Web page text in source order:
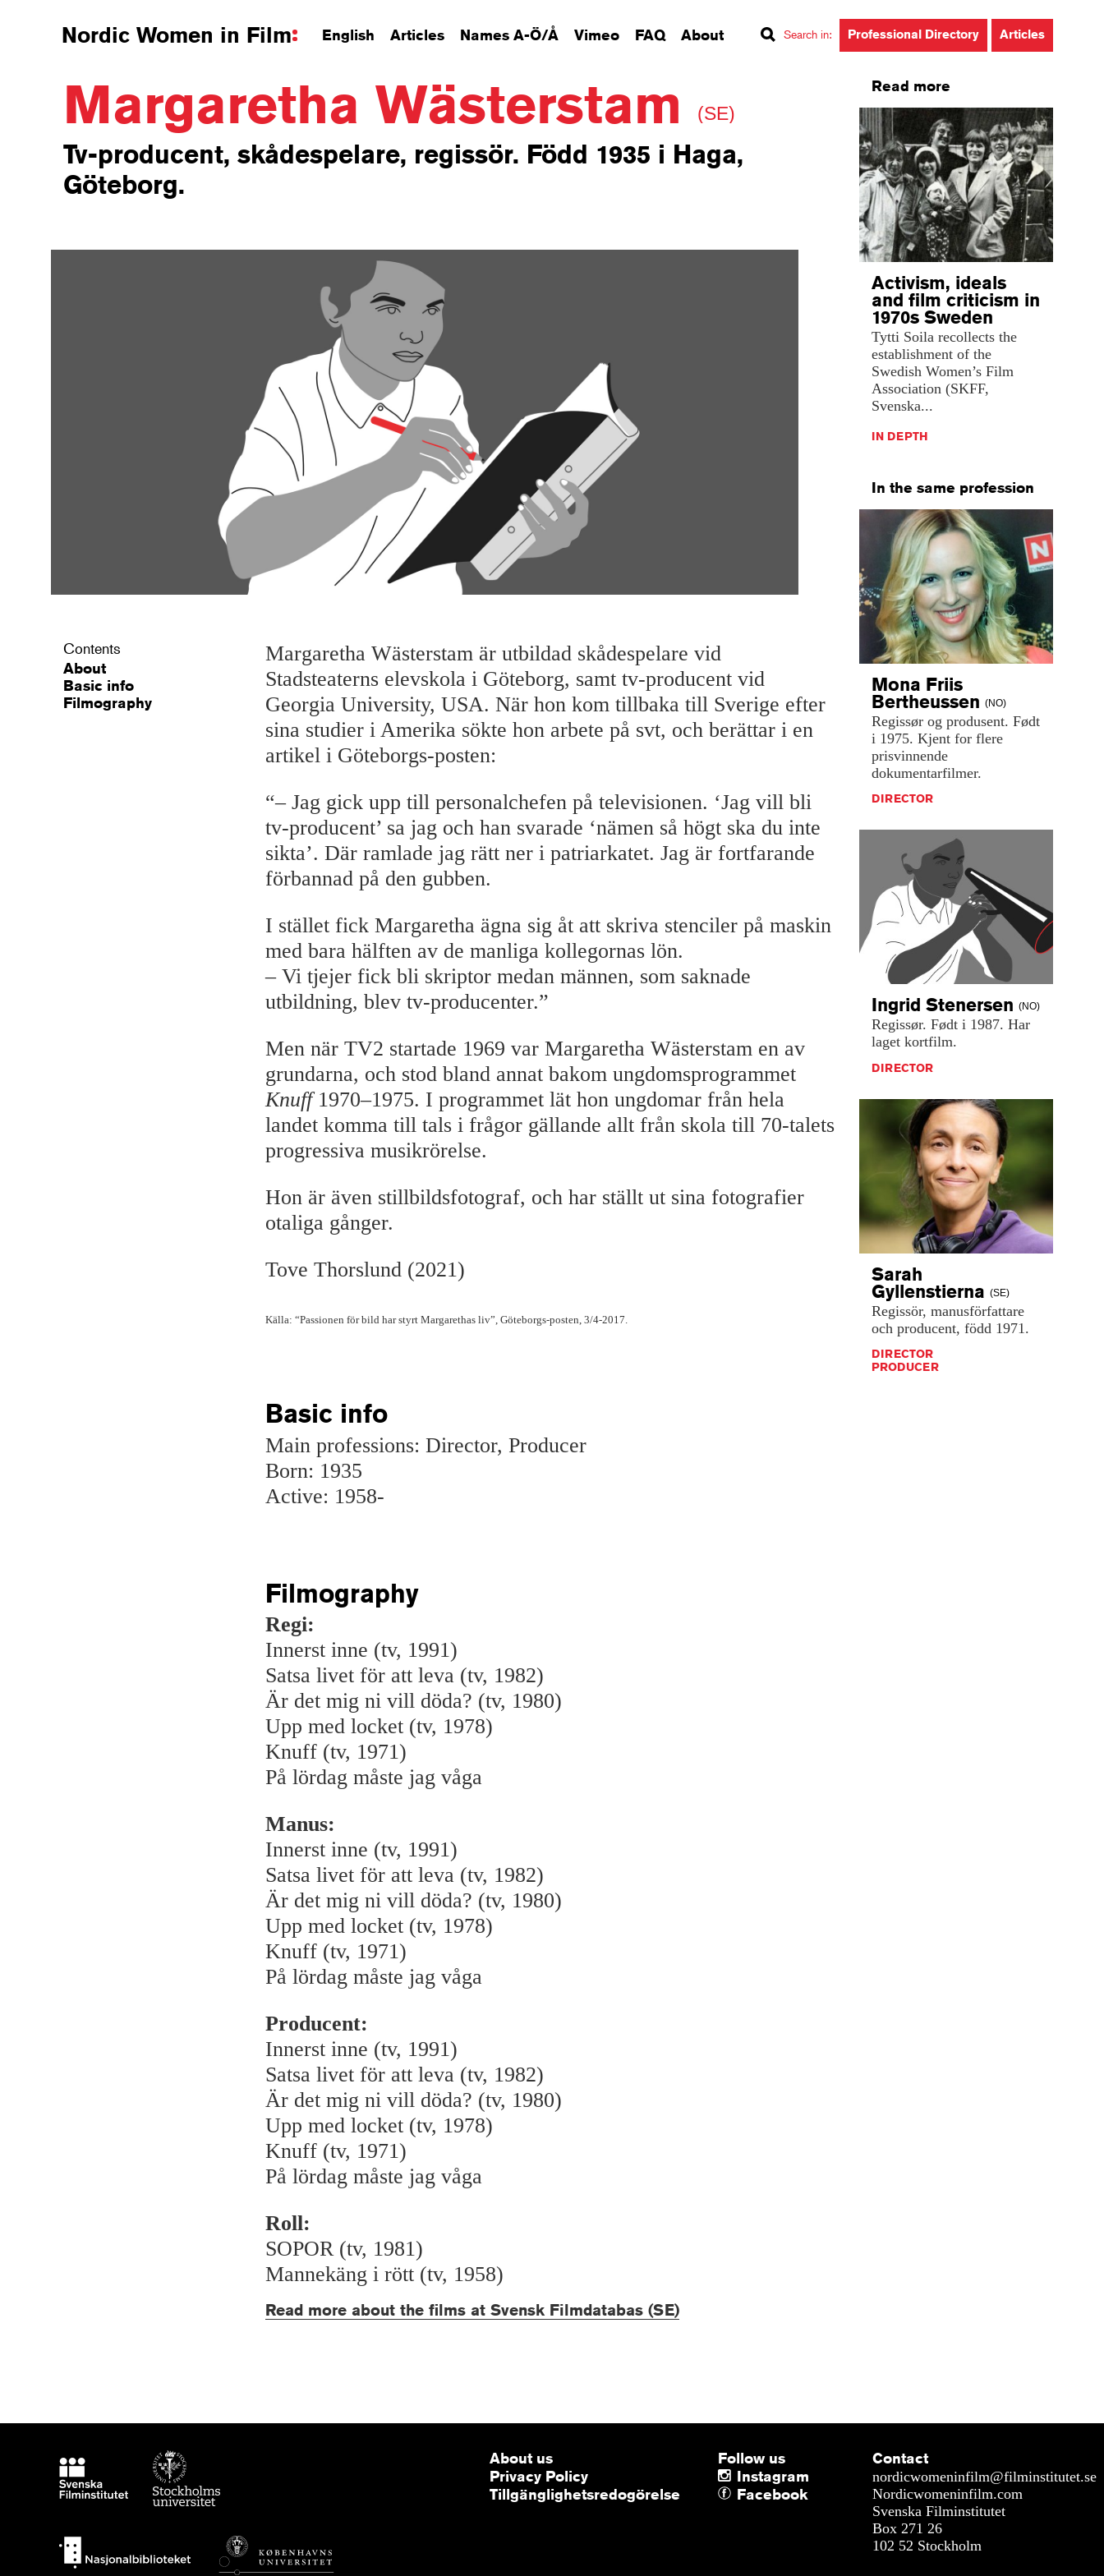
Nordic Women in Film English Articles Names A-Ö/Å Vimeo FAQ About Search in: Professional Directory Articles
Margaretha Wästerstam (SE)
Tv-producent, skådespelare, regissör. Född 1935 i Haga,
Göteborg.
Contents
About
Basic info
Filmography
Margaretha Wästerstam är utbildad skådespelare vid
Stadsteaterns elevskola i Göteborg, samt tv-producent vid
Georgia University, USA. När hon kom tillbaka till Sverige efter
sina studier i Amerika sökte hon arbete på svt, och berättar i en
artikel i Göteborgs-posten:
“– Jag gick upp till personalchefen på televisionen. ‘Jag vill bli
tv-producent’ sa jag och han svarade ‘nämen så högt ska du inte
sikta’. Där ramlade jag rätt ner i patriarkatet. Jag är fortfarande
förbannad på den gubben.
I stället fick Margaretha ägna sig åt att skriva stenciler på maskin
med bara hälften av de manliga kollegornas lön.
– Vi tjejer fick bli skriptor medan männen, som saknade
utbildning, blev tv-producenter.”
Men när TV2 startade 1969 var Margaretha Wästerstam en av
grundarna, och stod bland annat bakom ungdomsprogrammet
Knuff1970–1975. I programmet lät hon ungdomar från hela
landet komma till tals i frågor gällande allt från skola till 70-talets
progressiva musikrörelse.
Hon är även stillbildsfotograf, och har ställt ut sina fotografier
otaliga gånger.
Tove Thorslund (2021)
Källa: “Passionen för bild har styrt Margarethas liv”, Göteborgs-posten, 3/4-2017.
Basic info
Main professions: Director, Producer
Born: 1935
Active: 1958-
Filmography
Regi:
Innerst inne (tv, 1991)
Satsa livet för att leva (tv, 1982)
Är det mig ni vill döda? (tv, 1980)
Upp med locket (tv, 1978)
Knuff (tv, 1971)
På lördag måste jag våga
Manus:
Innerst inne (tv, 1991)
Satsa livet för att leva (tv, 1982)
Är det mig ni vill döda? (tv, 1980)
Upp med locket (tv, 1978)
Knuff (tv, 1971)
På lördag måste jag våga
Producent:
Innerst inne (tv, 1991)
Satsa livet för att leva (tv, 1982)
Är det mig ni vill döda? (tv, 1980)
Upp med locket (tv, 1978)
Knuff (tv, 1971)
På lördag måste jag våga
Roll:
SOPOR (tv, 1981)
Mannekäng i rött (tv, 1958)
Read more about the films at Svensk Filmdatabas (SE)
Read more
Activism, ideals
and film criticism in
1970s Sweden
Tytti Soila recollects the
establishment of the
Swedish Women’s Film
Association (SKFF,
Svenska...
IN DEPTH
In the same profession
Mona Friis
Bertheussen (NO)
Regissør og produsent. Født
i 1975. Kjent for flere
prisvinnende
dokumentarfilmer.
DIRECTOR
Ingrid Stenersen (NO)
Regissør. Født i 1987. Har
laget kortfilm.
DIRECTOR
Sarah
Gyllenstierna (SE)
Regissör, manusförfattare
och producent, född 1971.
DIRECTOR
PRODUCER
About us
Privacy Policy
Tillgänglighetsredogörelse
Follow us
Instagram
Facebook
Contact
nordicwomeninfilm@filminstitutet.se
Nordicwomeninfilm.com
Svenska Filminstitutet
Box 271 26
102 52 Stockholm